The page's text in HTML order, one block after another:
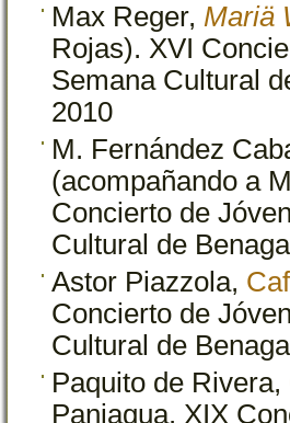
Max Reger, Mariä
Rojas). XVI
Semana Cultural
2010
M. Fernández
(acompañando a
Concierto de
Cultural de
Astor Piazzola,
Concierto de
Cultural de
Paquito de Rivera,
Paniagua. XIX